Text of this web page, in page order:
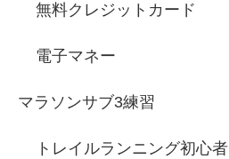
無料クレジットカード
電子マネー
マラソンサブ3練習
トレイルランニング初心者